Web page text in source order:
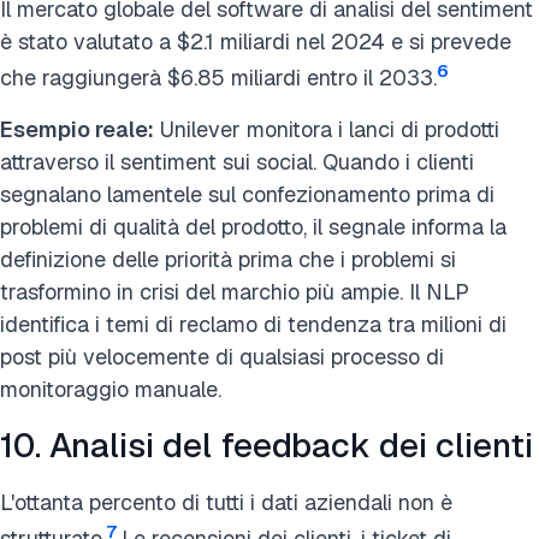
Il mercato globale del software di analisi del sentiment
è stato valutato a $2.1 miliardi nel 2024 e si prevede
che raggiungerà $6.85 miliardi entro il 2033.6
Esempio reale: Unilever monitora i lanci di prodotti
attraverso il sentiment sui social. Quando i clienti
segnalano lamentele sul confezionamento prima di
problemi di qualità del prodotto, il segnale informa la
definizione delle priorità prima che i problemi si
trasformino in crisi del marchio più ampie. Il NLP
identifica i temi di reclamo di tendenza tra milioni di
post più velocemente di qualsiasi processo di
monitoraggio manuale.
10. Analisi del feedback dei clienti
L'ottanta percento di tutti i dati aziendali non è
7